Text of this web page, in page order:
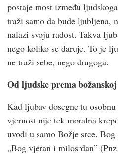
postaje most između
traži samo da bude ljubljena,
nalazi svoju radost. Takva
nego koliko se daruje. To je
ne traži sebe, nego drugoga.
Od ljudske prema
Kad ljubav dosegne tu
vjernost nije tek moralna
uvodi u samo Božje srce.
„Bog vjeran i milosrdan”